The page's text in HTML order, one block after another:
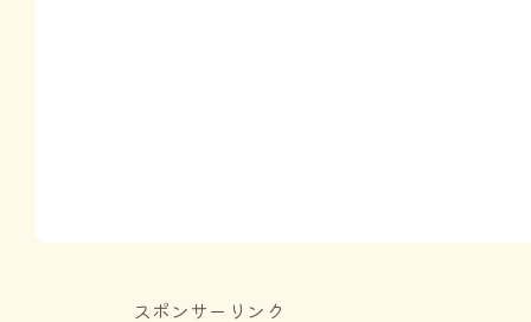
スポンサーリンク